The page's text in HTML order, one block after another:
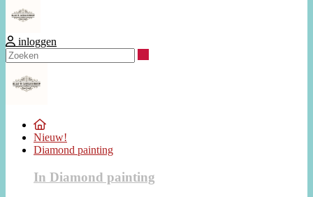
inloggen
Nieuw!
Diamond painting
In Diamond painting